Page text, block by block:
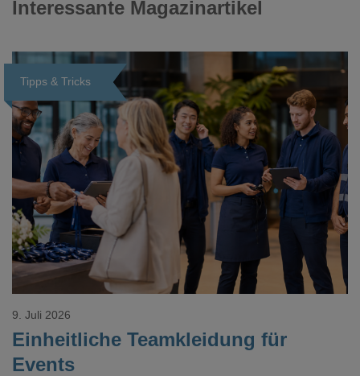
Interessante Magazinartikel
Tipps & Tricks
Loading...
Einheitliche Teamkleidung für
Events
9. Juli 2026